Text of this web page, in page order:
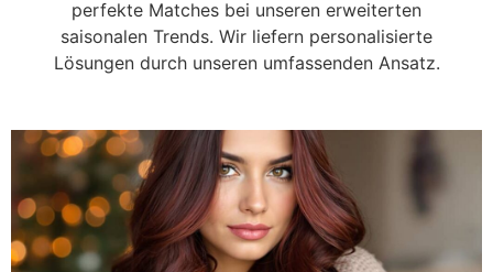
perfekte Matches bei unseren erweiterten
saisonalen Trends. Wir liefern personalisierte
Lösungen durch unseren umfassenden Ansatz.